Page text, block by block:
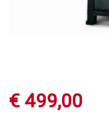
€ 499,00